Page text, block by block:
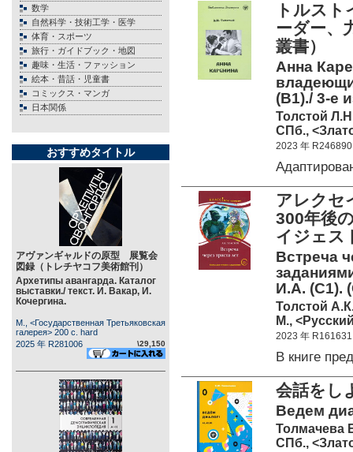
数学
自然科学・技術工学・医学
体育・スポーツ
旅行・ガイドブック・地図
趣味・生活・ファッション
絵本・昔話・児童書
コミックス・マンガ
日本関係
おすすめタイトル
アヴァンギャルドの原型 展覧会
図録（トレチヤコフ美術館刊）
Архетипы авангарда. Каталог
выставки./ текст. И. Вакар, И.
Кочергина.
М., <Государственная Третьяковская
галерея> 200 c. hard
2025 年 R281006
\29,150
トルス
ーダー、
叢書）
Анна
(B1)./ 3-е
Толстой
СПб.,
2023 年 R246890
アレク
300年後
イジェス
Встреча
И.А. (С1).
Толстой
М.,
2023 年 R161631
В книге
会話をし
Ведем
Толмачева
СПб.,